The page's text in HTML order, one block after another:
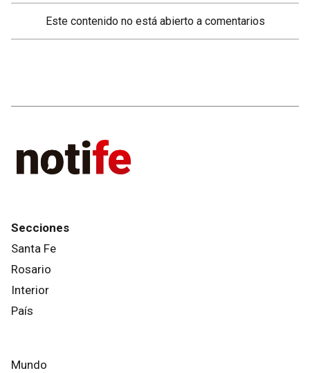
Este contenido no está abierto a comentarios
Secciones
Santa Fe
Rosario
Interior
País
Mundo